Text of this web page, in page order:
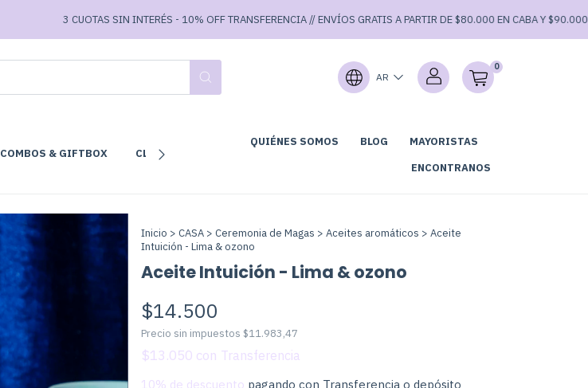
3 CUOTAS SIN INTERÉS - 10% OFF TRANSFERENCIA // ENVÍOS GRATIS A PARTIR DE $80.000 EN CABA Y $90.000 EN EL
AR
0
COMBOS & GIFTBOX CLUB DE LECTURA
QUIÉNES SOMOS BLOG
MAYORISTAS
ENCONTRANOS
Inicio > CASA > Ceremonia de Magas > Aceites aromáticos > Aceite
Intuición - Lima & ozono
Aceite Intuición - Lima & ozono
$14.500
Precio sin impuestos $11.983,47
$13.050 con
10% de descuento pagando con Transferencia o depósito